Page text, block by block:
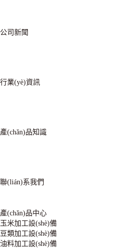
公司新聞
行業(yè)資訊
產(chǎn)品知識
聯(lián)系我們
產(chǎn)品中心
玉米加工設(shè)備
豆類加工設(shè)備
油料加工設(shè)備